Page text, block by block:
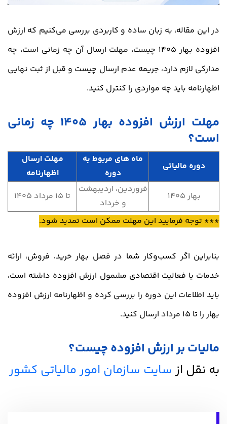
در این مقاله، به زبان ساده و کاربردی بررسی می‌کنیم که ارزش
افزوده بهار 1405 چیست، مهلت ارسال آن چه زمانی است، چه
مدارکی لازم دارد، جریمه عدم ارسال چیست و قبل از ثبت نهایی
اظهارنامه باید چه مواردی را کنترل کنید.
مهلت ارزش افزوده بهار 1405 چه زمانی
است؟
دوره مالیاتی
ماه های مربوط به
دوره
مهلت ارسال
اظهارنامه
بهار 1405
فروردین، اردیبهشت
و خرداد
تا 15 مرداد 1405
*** توجه فرمایید این مهلت ممکن است تمدید شود.
بنابراین اگر کسب‌وکار شما در فصل بهار خرید، فروش، ارائه
خدمات یا فعالیت اقتصادی مشمول ارزش افزوده داشته است،
باید اطلاعات این دوره را بررسی کرده و اظهارنامه ارزش افزوده
بهار را تا 15 مرداد ارسال کنید.
مالیات بر ارزش افزوده چیست؟
به نقل ازسایت سازمان امور مالیاتی کشور